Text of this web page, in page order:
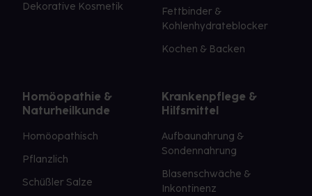
Dekorative Kosmetik
Fettbinder &
Kohlenhydrateblocker
Kochen & Backen
Homöopathie &
Naturheilkunde
Homöopathisch
Pflanzlich
Schüßler Salze
Krankenpflege &
Hilfsmittel
Aufbaunahrung &
Sondennahrung
Blasenschwäche &
Inkontinenz